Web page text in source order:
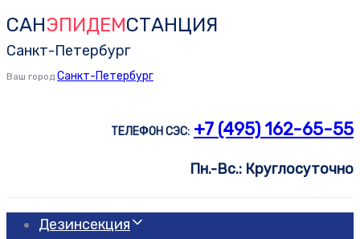
Skip
links
Skip
to
primary
САНЭПИДЕМСТАНЦИЯ
Санкт-Петербург
Ваш город Санкт-Петербург
ТЕЛЕФОН СЭС: +7 (495) 162-65-55
Пн.-Вс.: Круглосуточно
Дезинсекция